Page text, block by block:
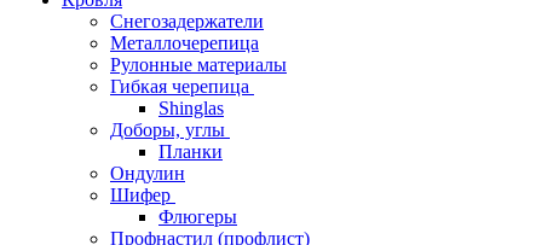
Снегозадержатели
Металлочерепица
Рулонные материалы
Гибкая черепица
Shinglas
Доборы, углы
Планки
Ондулин
Шифер
Флюгеры
Профнастил (профлист)